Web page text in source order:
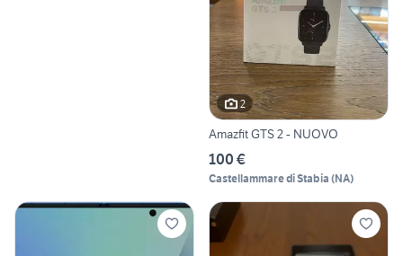
2
Amazfit GTS 2 - NUOVO
100 €
Castellammare di Stabia (NA)